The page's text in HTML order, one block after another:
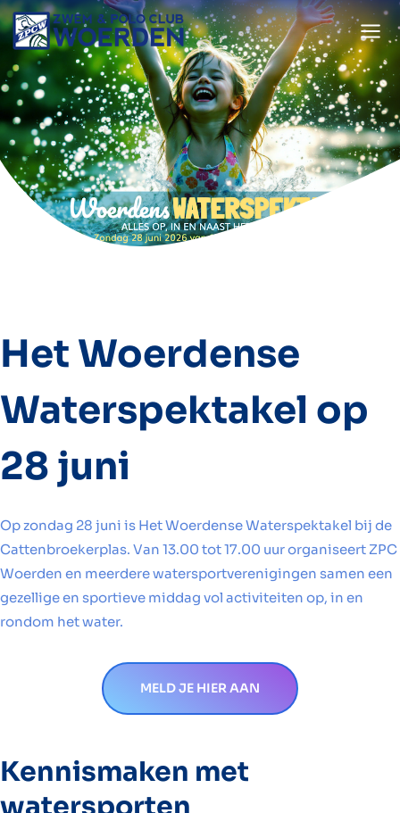
Doorgaan
naar
inhoud
Het Woerdense
Waterspektakel op
28 juni
Op zondag 28 juni is Het Woerdense Waterspektakel bij de
Cattenbroekerplas. Van 13.00 tot 17.00 uur organiseert ZPC
Woerden en meerdere watersportverenigingen samen een
gezellige en sportieve middag vol activiteiten op, in en
rondom het water.
MELD JE HIER AAN
Kennismaken met